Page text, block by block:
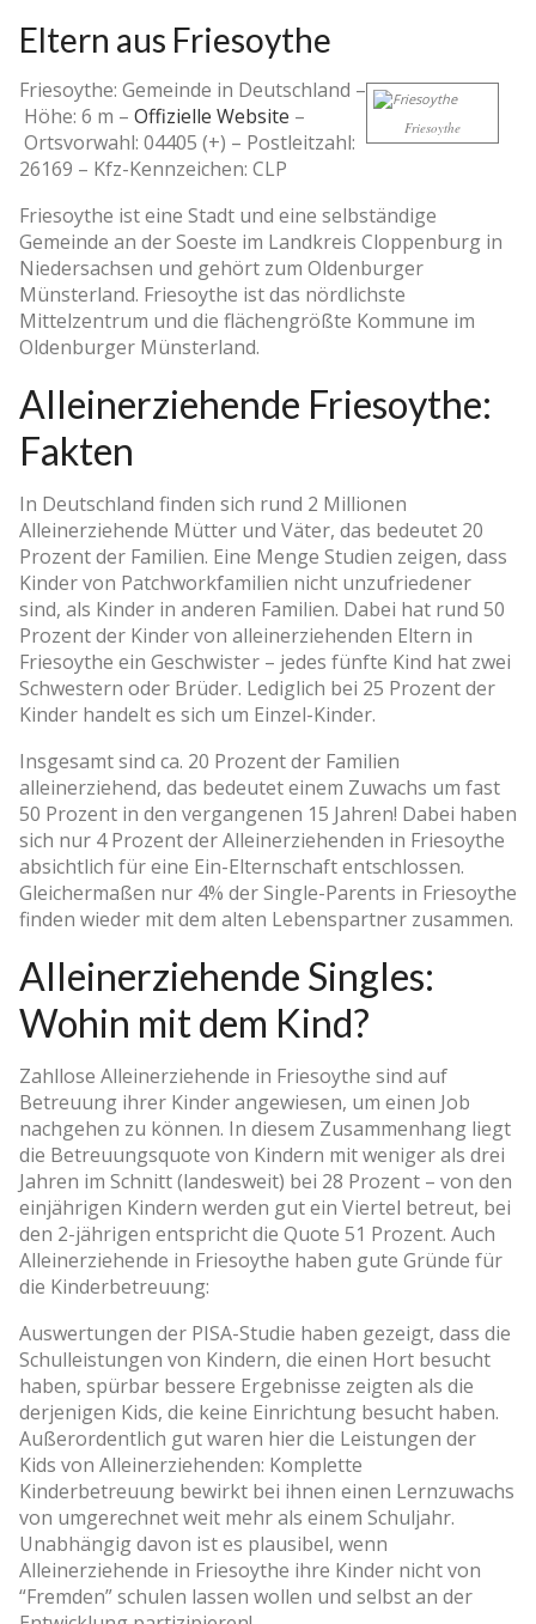
Eltern aus Friesoythe
Friesoythe
Friesoythe: Gemeinde in Deutschland –
Höhe: 6 m – Offizielle Website –
Ortsvorwahl: 04405 (+) – Postleitzahl:
26169 – Kfz-Kennzeichen: CLP
Friesoythe ist eine Stadt und eine selbständige
Gemeinde an der Soeste im Landkreis Cloppenburg in
Niedersachsen und gehört zum Oldenburger
Münsterland. Friesoythe ist das nördlichste
Mittelzentrum und die flächengrößte Kommune im
Oldenburger Münsterland.
Alleinerziehende Friesoythe:
Fakten
In Deutschland finden sich rund 2 Millionen
Alleinerziehende Mütter und Väter, das bedeutet 20
Prozent der Familien. Eine Menge Studien zeigen, dass
Kinder von Patchworkfamilien nicht unzufriedener
sind, als Kinder in anderen Familien. Dabei hat rund 50
Prozent der Kinder von alleinerziehenden Eltern in
Friesoythe ein Geschwister – jedes fünfte Kind hat zwei
Schwestern oder Brüder. Lediglich bei 25 Prozent der
Kinder handelt es sich um Einzel-Kinder.
Insgesamt sind ca. 20 Prozent der Familien
alleinerziehend, das bedeutet einem Zuwachs um fast
50 Prozent in den vergangenen 15 Jahren! Dabei haben
sich nur 4 Prozent der Alleinerziehenden in Friesoythe
absichtlich für eine Ein-Elternschaft entschlossen.
Gleichermaßen nur 4% der Single-Parents in Friesoythe
finden wieder mit dem alten Lebenspartner zusammen.
Alleinerziehende Singles:
Wohin mit dem Kind?
Zahllose Alleinerziehende in Friesoythe sind auf
Betreuung ihrer Kinder angewiesen, um einen Job
nachgehen zu können. In diesem Zusammenhang liegt
die Betreuungsquote von Kindern mit weniger als drei
Jahren im Schnitt (landesweit) bei 28 Prozent – von den
einjährigen Kindern werden gut ein Viertel betreut, bei
den 2-jährigen entspricht die Quote 51 Prozent. Auch
Alleinerziehende in Friesoythe haben gute Gründe für
die Kinderbetreuung:
Auswertungen der PISA-Studie haben gezeigt, dass die
Schulleistungen von Kindern, die einen Hort besucht
haben, spürbar bessere Ergebnisse zeigten als die
derjenigen Kids, die keine Einrichtung besucht haben.
Außerordentlich gut waren hier die Leistungen der
Kids von Alleinerziehenden: Komplette
Kinderbetreuung bewirkt bei ihnen einen Lernzuwachs
von umgerechnet weit mehr als einem Schuljahr.
Unabhängig davon ist es plausibel, wenn
Alleinerziehende in Friesoythe ihre Kinder nicht von
“Fremden” schulen lassen wollen und selbst an der